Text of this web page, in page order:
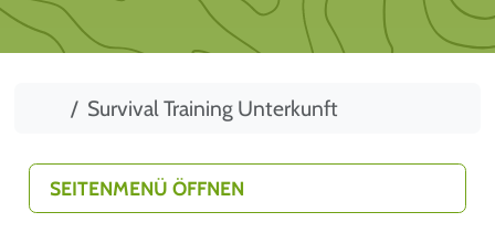
StartSurvival Training Unterkunft
SEITENMENÜ ÖFFNEN